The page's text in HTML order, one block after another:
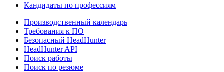
Кандидаты по профессиям
Производственный календарь
Требования к ПО
Безопасный HeadHunter
HeadHunter API
Поиск работы
Поиск по резюме